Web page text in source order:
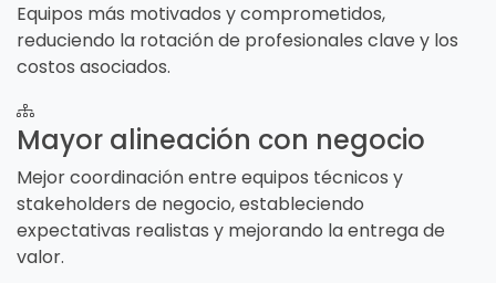
Equipos más motivados y comprometidos,
reduciendo la rotación de profesionales clave y los
costos asociados.
Mayor alineación con negocio
Mejor coordinación entre equipos técnicos y
stakeholders de negocio, estableciendo
expectativas realistas y mejorando la entrega de
valor.